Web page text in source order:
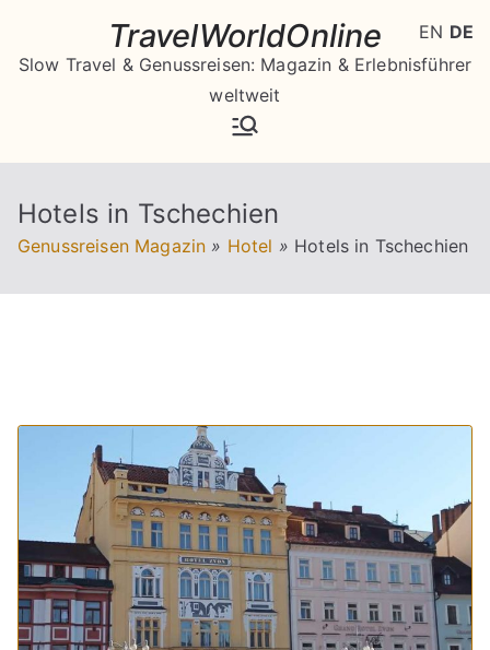
springen
TravelWorldOnline
Slow Travel & Genussreisen: Magazin & Erlebnisführer
weltweit
Hotels in Tschechien
Genussreisen Magazin » Hotel » Hotels in Tschechien
EN DE